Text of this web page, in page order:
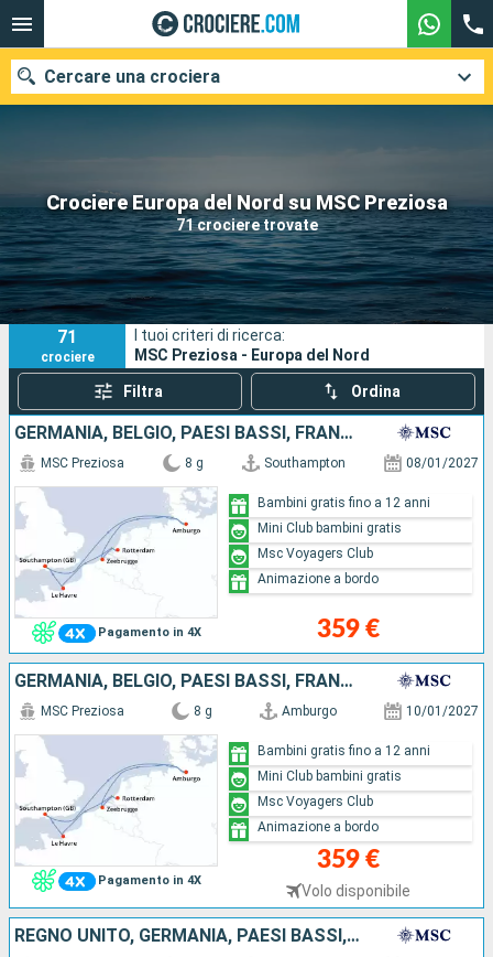
Crociere Europa del Nord su MSC Preziosa
71 crociere trovate
Cercare una crociera
Le nostre destinazioni
Mesi di partenza
Porti Compagnie
Ricerca
71
crociere
I tuoi criteri di ricerca:
MSC Preziosa - Europa del Nord
Filtra Ordina
GERMANIA, BELGIO, PAESI BASSI, FRANCIA, REGNO UNITO
Pagamento in 4X
MSC Preziosa 8 g Southampton 08/01/2027
359 €
Bambini gratis fino a 12 anni
Mini Club bambini gratis
Msc Voyagers Club
Animazione a bordo
GERMANIA, BELGIO, PAESI BASSI, FRANCIA, REGNO UNITO
Pagamento in 4X
MSC Preziosa 8 g Amburgo 10/01/2027
359 €
Volo disponibile
Bambini gratis fino a 12 anni
Mini Club bambini gratis
Msc Voyagers Club
Animazione a bordo
REGNO UNITO, GERMANIA, PAESI BASSI, FRANCIA